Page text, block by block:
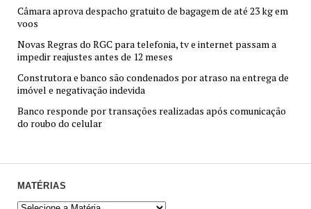
Câmara aprova despacho gratuito de bagagem de até 23 kg em
voos
Novas Regras do RGC para telefonia, tv e internet passam a
impedir reajustes antes de 12 meses
Construtora e banco são condenados por atraso na entrega de
imóvel e negativação indevida
Banco responde por transações realizadas após comunicação
do roubo do celular
MATÉRIAS